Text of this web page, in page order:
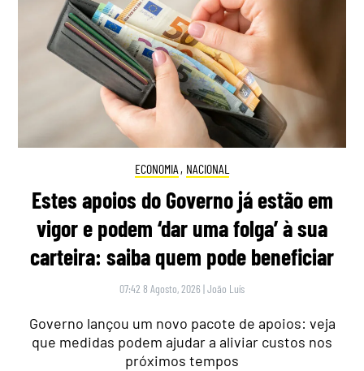
ECONOMIA , NACIONAL
Estes apoios do Governo já estão em
vigor e podem ‘dar uma folga’ à sua
carteira: saiba quem pode beneficiar
07:42 8 Agosto, 2026 |João Luís
Governo lançou um novo pacote de apoios: veja
que medidas podem ajudar a aliviar custos nos
próximos tempos